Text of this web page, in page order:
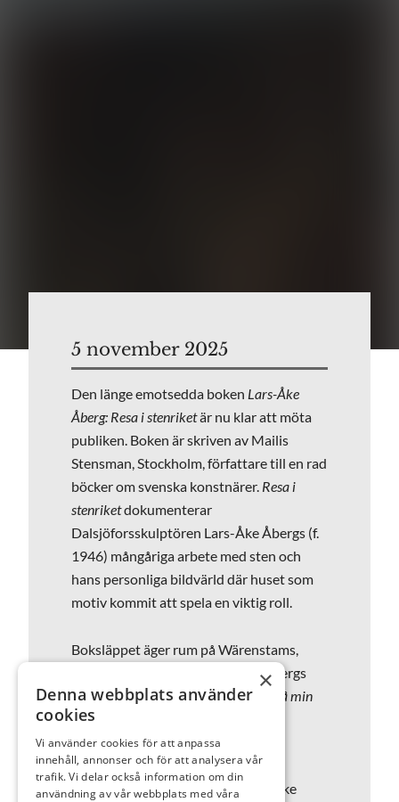
5 november 2025
Den länge emotsedda boken Lars-Åke
Åberg: Resa i stenriketär nu klar att möta
publiken. Boken är skriven av Mailis
Stensman, Stockholm, författare till en rad
böcker om svenska konstnärer. Resa i
stenriketdokumenterar
Dalsjöforsskulptören Lars-Åke Åbergs (f.
1946) mångåriga arbete med sten och
hans personliga bildvärld där huset som
motiv kommit att spela en viktig roll.
Boksläppet äger rum på Wärenstams,
Herrljungatan 15, där Lars-Åke Åbergs
skulpturgruppI drömmen gick jag på min
barndoms gator igen
placerad sedan 2024.
Vid boksläppet presenterar Lars-Åke
×
Denna webbplats använder
cookies
Vi använder cookies för att anpassa
innehåll, annonser och för att analysera vår
trafik. Vi delar också information om din
användning av vår webbplats med våra